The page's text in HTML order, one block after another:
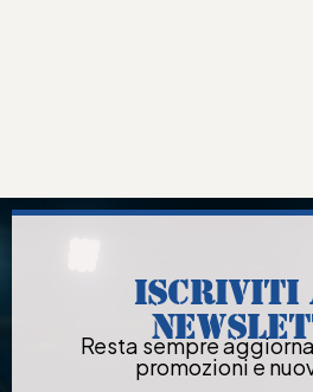
ISCRIVITI
Resta sempre
promozioni e